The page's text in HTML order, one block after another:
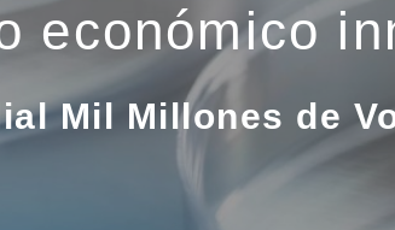
económico
Mil Millones de